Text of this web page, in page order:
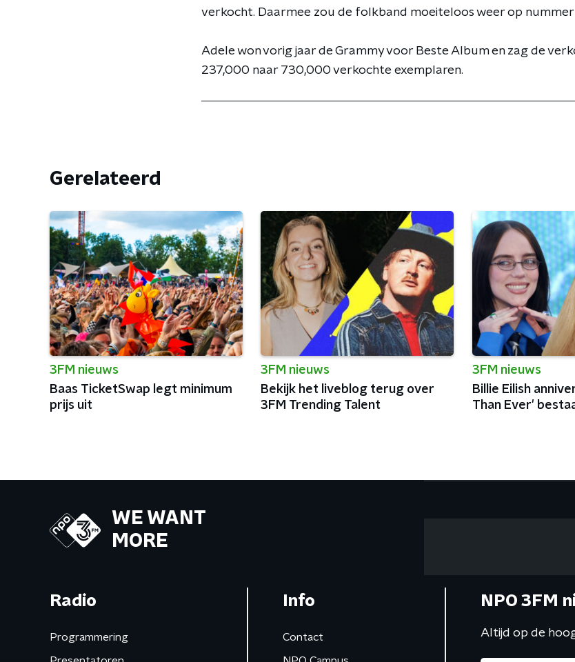
verkocht. Daarmee zou de folkband moeiteloos weer op nummer
Adele won vorig jaar de Grammy voor Beste Album en zag de
237,000 naar 730,000 verkochte exemplaren.
Gerelateerd
3FM nieuws
Baas TicketSwap legt minimum
prijs uit
3FM nieuws
Bekijk het liveblog terug over
3FM Trending Talent
3FM nieuws
Billie Eilish
Than Ever'
WE WANT
MORE
Radio
Programmering
Info
Contact
NPO 3FM
Altijd op de